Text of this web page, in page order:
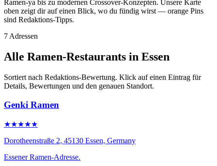
Ramen-ya bis zu modernen Crossover-Konzepten. Unsere Karte
oben zeigt dir auf einen Blick, wo du fündig wirst — orange Pins
sind Redaktions-Tipps.
7 Adressen
Alle Ramen-Restaurants in Essen
Sortiert nach Redaktions-Bewertung. Klick auf einen Eintrag für
Details, Bewertungen und den genauen Standort.
Genki Ramen
★★★★★
Dorotheenstraße 2, 45130 Essen, Germany
Essener Ramen-Adresse.